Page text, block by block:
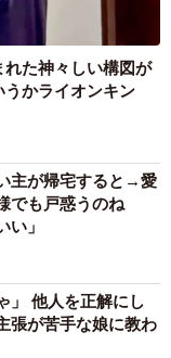
た神々しい構図が
かライオンキン
主が帰宅すると→愛
でも戸惑うのね
い」
」 他人を正解にし
が苦手な娘に教わ